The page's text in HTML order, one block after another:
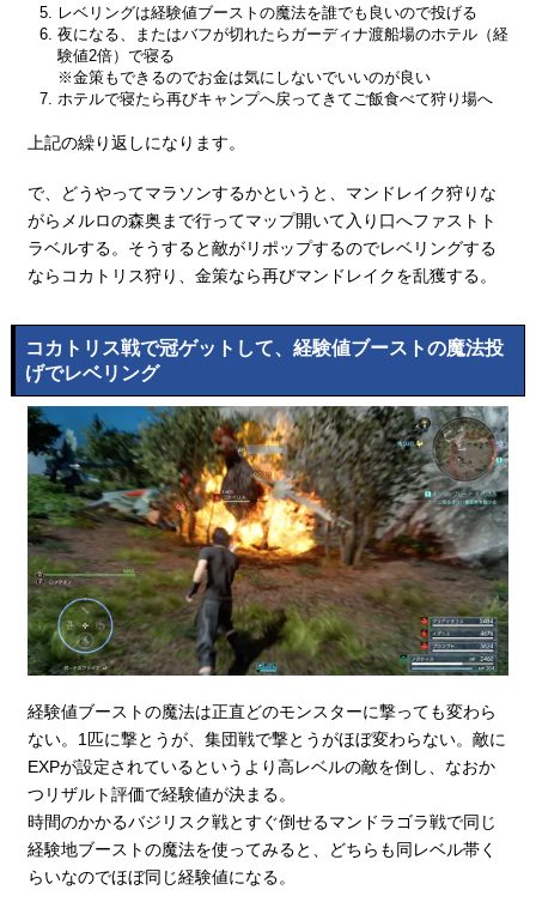
レベリングは経験値ブーストの魔法を誰でも良いので投げる
夜になる、またはバフが切れたらガーディナ渡船場のホテル（経
験値2倍）で寝る
※金策もできるのでお金は気にしないでいいのが良い
ホテルで寝たら再びキャンプへ戻ってきてご飯食べて狩り場へ
上記の繰り返しになります。
で、どうやってマラソンするかというと、マンドレイク狩りな
がらメルロの森奥まで行ってマップ開いて入り口へファストト
ラベルする。そうすると敵がリポップするのでレベリングする
ならコカトリス狩り、金策なら再びマンドレイクを乱獲する。
コカトリス戦で冠ゲットして、経験値ブーストの魔法投
げでレベリング
経験値ブーストの魔法は正直どのモンスターに撃っても変わら
ない。1匹に撃とうが、集団戦で撃とうがほぼ変わらない。敵に
EXPが設定されているというより高レベルの敵を倒し、なおか
つリザルト評価で経験値が決まる。
時間のかかるバジリスク戦とすぐ倒せるマンドラゴラ戦で同じ
経験地ブーストの魔法を使ってみると、どちらも同レベル帯く
らいなのでほぼ同じ経験値になる。